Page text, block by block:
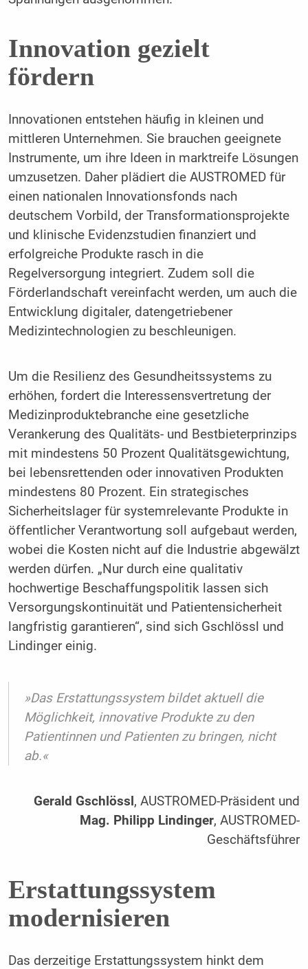
Innovation gezielt
fördern
Innovationen entstehen häufig in kleinen und
mittleren Unternehmen. Sie brauchen geeignete
Instrumente, um ihre Ideen in marktreife Lösungen
umzusetzen. Daher plädiert die AUSTROMED für
einen nationalen Innovationsfonds nach
deutschem Vorbild, der Transformationsprojekte
und klinische Evidenzstudien finanziert und
erfolgreiche Produkte rasch in die
Regelversorgung integriert. Zudem soll die
Förderlandschaft vereinfacht werden, um auch die
Entwicklung digitaler, datengetriebener
Medizintechnologien zu beschleunigen.
Um die Resilienz des Gesundheitssystems zu
erhöhen, fordert die Interessensvertretung der
Medizinproduktebranche eine gesetzliche
Verankerung des Qualitäts- und Bestbieterprinzips
mit mindestens 50 Prozent Qualitätsgewichtung,
bei lebensrettenden oder innovativen Produkten
mindestens 80 Prozent. Ein strategisches
Sicherheitslager für systemrelevante Produkte in
öffentlicher Verantwortung soll aufgebaut werden,
wobei die Kosten nicht auf die Industrie abgewälzt
werden dürfen. „Nur durch eine qualitativ
hochwertige Beschaffungspolitik lassen sich
Versorgungskontinuität und Patientensicherheit
langfristig garantieren“, sind sich Gschlössl und
Lindinger einig.
»Das Erstattungssystem bildet aktuell die
Möglichkeit, innovative Produkte zu den
Patientinnen und Patienten zu bringen, nicht
ab.«
Gerald Gschlössl , AUSTROMED-Präsident und
Mag. Philipp Lindinger, AUSTROMED-
Geschäftsführer
Erstattungssystem
modernisieren
Das derzeitige Erstattungssystem hinkt dem